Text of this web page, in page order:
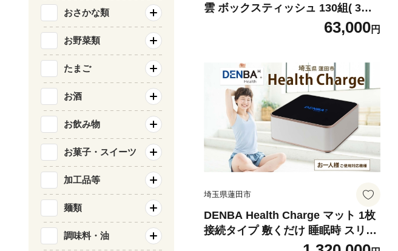
雲 ボックスティッシュ 130組( 3枚
重ね )×15箱 河野製紙 ティッシュ ペ
63,000円
埼玉県蓮田市
DENBA Health Charge マット 1枚
接続タイプ 敷くだけ 睡眠時 スリー
プテック 睡眠快眠 電場 家庭用 機器
おさかな類
お野菜類
たまご
お酒
お飲み物
お菓子・スイーツ
加工品等
麺類
調味料・油